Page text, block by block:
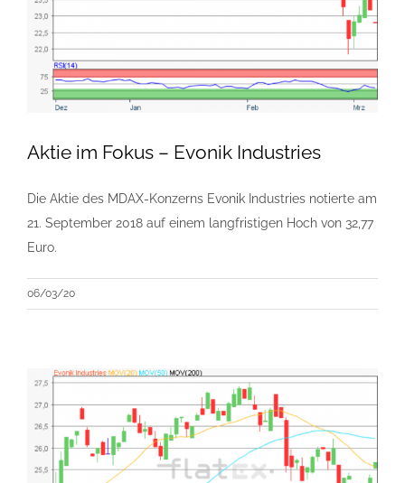
Aktie im Fokus – Evonik Industries
Die Aktie des MDAX-Konzerns Evonik Industries notierte am
21. September 2018 auf einem langfristigen Hoch von 32,77
Euro.
06/03/20